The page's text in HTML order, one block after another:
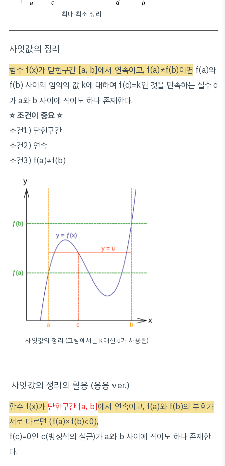
최대·최소 정리
사잇값의 정리
함수 f(x)가 닫힌구간 [a, b]에서 연속이고, f(a)≠f(b)이면 f(a)와
f(b) 사이의 임의의 값 k에 대하여 f(c)=k인 것을 만족하는 실수 c
가 a와 b 사이에 적어도 하나 존재한다.
⭐️ 조건이 중요 ⭐️
조건1) 닫힌구간
조건2) 연속
조건3) f(a)≠f(b)
사잇값의 정리 (그림에서는 k대신 u가 사용됨)
사잇값의 정리의 활용 (응용 ver.)
함수 f(x)가 닫힌구간 [a, b]에서 연속이고, f(a)와 f(b)의 부호가
서로 다르면 (f(a)×f(b)<0),
f(c)=0인 c(방정식의 실근)가 a와 b 사이에 적어도 하나 존재한
다.